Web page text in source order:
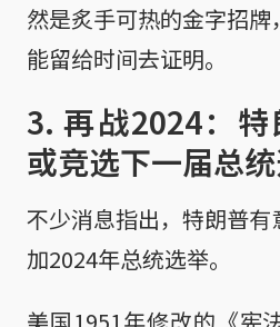
然是炙手可热的金字招
能留给时间去证明。
3. 再战2024：
或竞选下一届总
不少消息指出，特朗普
加2024年总统选举。